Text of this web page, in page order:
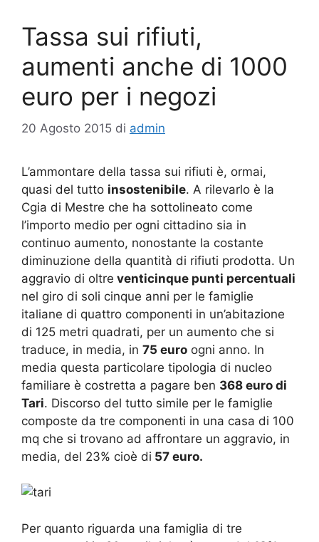
Tassa sui rifiuti,
aumenti anche di 1000
euro per i negozi
20 Agosto 2015 di admin
L’ammontare della tassa sui rifiuti è, ormai,
quasi del tutto insostenibile. A rilevarlo è la
Cgia di Mestre che ha sottolineato come
l’importo medio per ogni cittadino sia in
continuo aumento, nonostante la costante
diminuzione della quantità di rifiuti prodotta. Un
aggravio di oltre venticinque punti percentuali
nel giro di soli cinque anni per le famiglie
italiane di quattro componenti in un’abitazione
di 125 metri quadrati, per un aumento che si
traduce, in media, in 75 euro ogni anno. In
media questa particolare tipologia di nucleo
familiare è costretta a pagare ben 368 euro di
Tari. Discorso del tutto simile per le famiglie
composte da tre componenti in una casa di 100
mq che si trovano ad affrontare un aggravio, in
media, del 23% cioè di 57 euro.
Per quanto riguarda una famiglia di tre